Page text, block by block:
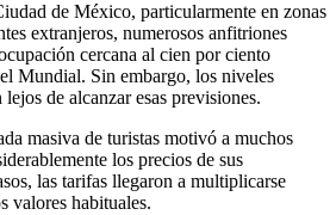
de México, particularmente en zonas
extranjeros, numerosos anfitriones
cercana al cien por ciento
Mundial. Sin embargo, los niveles
lejos de alcanzar esas previsiones.
masiva de turistas motivó a muchos
los precios de sus
las tarifas llegaron a multiplicarse
valores habituales.